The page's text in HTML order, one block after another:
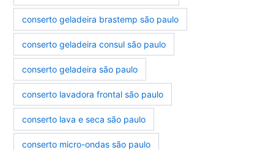
conserto geladeira brastemp são paulo
conserto geladeira consul são paulo
conserto geladeira são paulo
conserto lavadora frontal são paulo
conserto lava e seca são paulo
conserto micro-ondas são paulo